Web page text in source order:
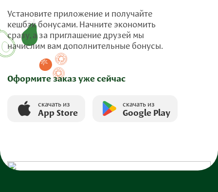
Установите приложение и получайте
кешбэк бонусами. Начните экономить
сразу, а за приглашение друзей мы
начислим вам дополнительные бонусы.
Оформите заказ уже сейчас
скачать из
App Store
скачать из
Google Play